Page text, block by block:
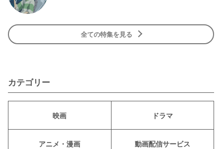
全ての特集を見る
カテゴリー
映画 ドラマ
アニメ・漫画 動画配信サービス